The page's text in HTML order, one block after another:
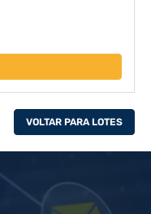
VOLTAR PARA LOTES